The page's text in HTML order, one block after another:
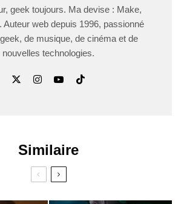
geek toujours. Ma devise : Make,
Auteur web depuis 1996, passionné
de musique, de cinéma et de
nouvelles technologies.
Similaire